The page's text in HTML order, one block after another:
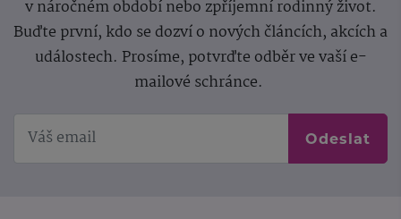
v náročném období nebo zpříjemní rodinný život.
Buďte první, kdo se dozví o nových článcích, akcích a
událostech. Prosíme, potvrďte odběr ve vaší e-
mailové schránce.
Odeslat